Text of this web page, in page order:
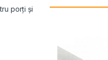
porți și